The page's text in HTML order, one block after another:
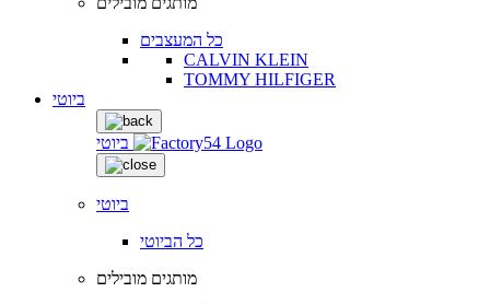
כל המעצבים
CALVIN KLEIN
TOMMY HILFIGER
ביוטי
ביוטי
ביוטי
כל הביוטי
מותגים מובילים